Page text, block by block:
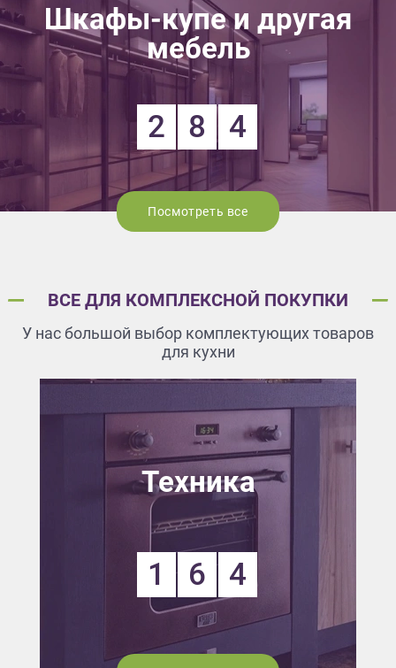
Шкафы-купе и другая
мебель
2 8 4
Посмотреть все
ВСЕ ДЛЯ КОМПЛЕКСНОЙ ПОКУПКИ
У нас большой выбор комплектующих товаров
для кухни
Техника
1 6 4